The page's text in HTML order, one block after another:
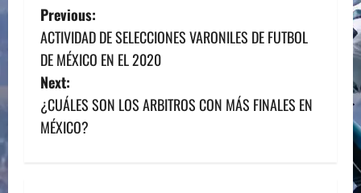
P
o
s
t
Previous:
ACTIVIDAD DE SELECCIONES VARONILES DE FUTBOL
DE MÉXICO EN EL 2020
Next:
¿CUÁLES SON LOS ARBITROS CON MÁS FINALES EN
MÉXICO?